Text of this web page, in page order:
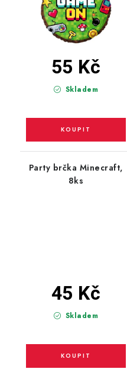
Skladem
55 Kč
Party brčka Minecraft,
8ks
Skladem
45 Kč